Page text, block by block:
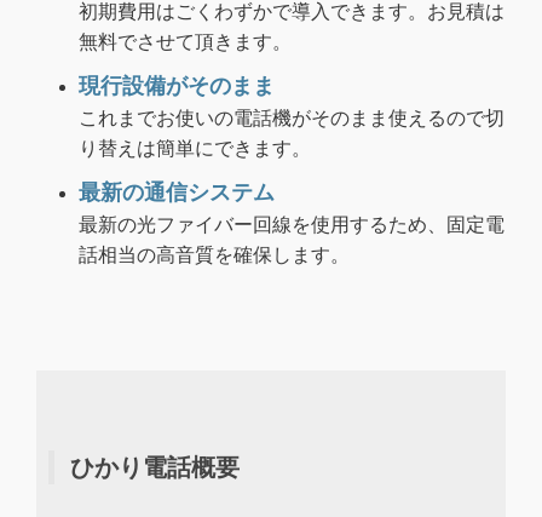
初期費用はごくわずかで導入できます。お見積は
無料でさせて頂きます。
現行設備がそのまま
これまでお使いの電話機がそのまま使えるので切
り替えは簡単にできます。
最新の通信システム
最新の光ファイバー回線を使用するため、固定電
話相当の高音質を確保します。
ひかり電話概要